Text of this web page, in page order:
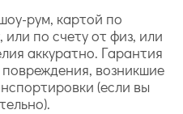
рум, картой по
по счету от физ, или
аккуратно. Гарантия
возникшие
(если вы